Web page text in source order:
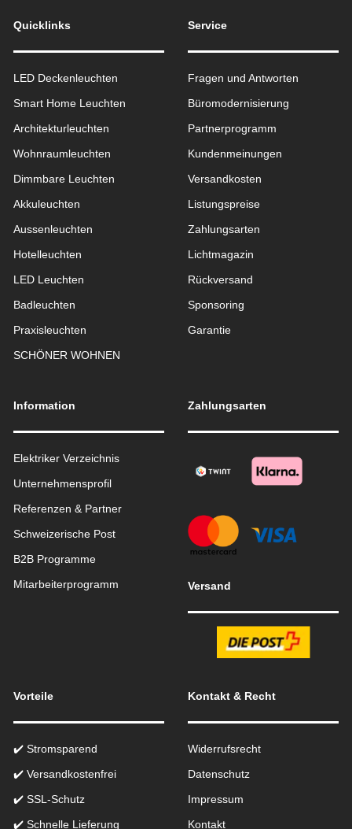
Quicklinks
LED Deckenleuchten
Smart Home Leuchten
Architekturleuchten
Wohnraum­leuchten
Dimmbare Leuchten
Akkuleuchten
Aussen­leuchten
Hotelleuchten
LED Leuchten
Badleuchten
Praxisleuchten
SCHÖNER WOHNEN
Service
Fragen und Antworten
Büromodernisierung
Partnerprogramm
Kundenmeinungen
Versandkosten
Listungspreise
Zahlungsarten
Lichtmagazin
Rückversand
Sponsoring
Garantie
Information
Elektriker Verzeichnis
Unternehmensprofil
Referenzen & Partner
Schweizerische Post
B2B Programme
Mitarbeiterprogramm
Zahlungsarten
Versand
Vorteile
✔️ Stromsparend
✔️ Versandkostenfrei
✔️ SSL-Schutz
✔️ Schnelle Lieferung
Kontakt & Recht
Widerrufsrecht
Datenschutz
Impressum
Kontakt